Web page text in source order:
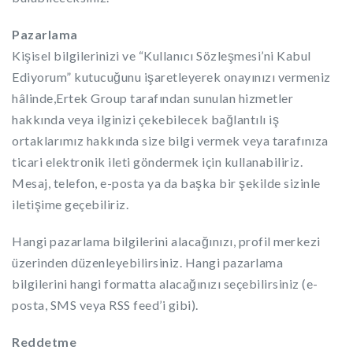
Pazarlama
Kişisel bilgilerinizi ve “Kullanıcı Sözleşmesi’ni Kabul
Ediyorum” kutucuğunu işaretleyerek onayınızı vermeniz
hâlinde,Ertek Group tarafından sunulan hizmetler
hakkında veya ilginizi çekebilecek bağlantılı iş
ortaklarımız hakkında size bilgi vermek veya tarafınıza
ticari elektronik ileti göndermek için kullanabiliriz.
Mesaj, telefon, e-posta ya da başka bir şekilde sizinle
iletişime geçebiliriz.
Hangi pazarlama bilgilerini alacağınızı, profil merkezi
üzerinden düzenleyebilirsiniz. Hangi pazarlama
bilgilerini hangi formatta alacağınızı seçebilirsiniz (e-
posta, SMS veya RSS feed’i gibi).
Reddetme